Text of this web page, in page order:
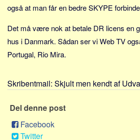
Bolig
Job
Investering
Forbrug
Social sikring og sundhed
også at man får en bedre SKYPE
Det må være nok at betale DR licens en
hus i Danmark. Sådan ser vi Web TV
Portugal, Rio Mira.
Skribentmail: Skjult men kendt af
Del denne post
Facebook
Twitter